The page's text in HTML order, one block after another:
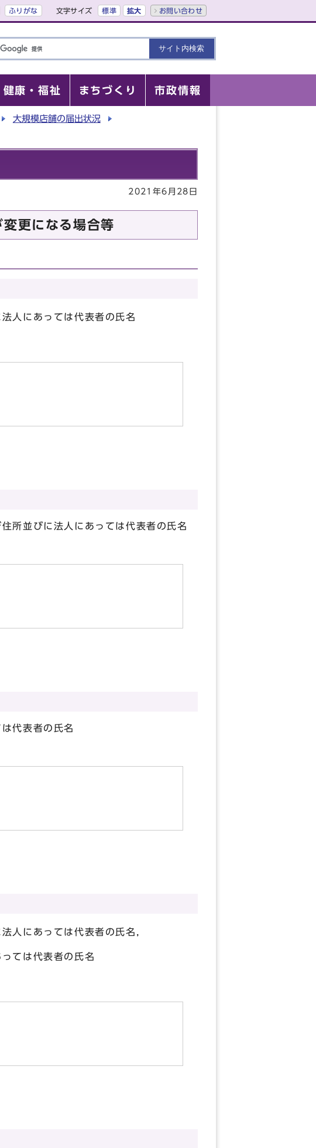
ふりがな 文字サイズ 標準 拡大 お問い合わせ
健康・福祉 まちづくり 市政情報
大規模店舗の届出状況
2021年6月28日
更になる場合等
人にあっては代表者の氏名
所並びに法人にあっては代表者の氏名
代表者の氏名
人にあっては代表者の氏名，
は代表者の氏名